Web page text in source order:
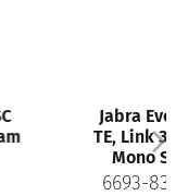
Jabra Evolve 65
TE, Link 390a MS
Mono Stand
6693-833-399